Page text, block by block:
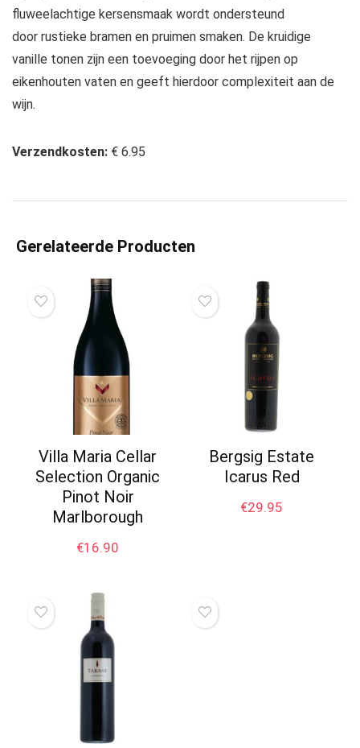
fluweelachtige kersensmaak wordt ondersteund
door rustieke bramen en pruimen smaken. De kruidige
vanille tonen zijn een toevoeging door het rijpen op
eikenhouten vaten en geeft hierdoor complexiteit aan de
wijn.
Verzendkosten: € 6.95
Gerelateerde Producten
Villa Maria Cellar
Selection Organic
Pinot Noir
Marlborough
€16.90
Bergsig Estate
Icarus Red
€29.95